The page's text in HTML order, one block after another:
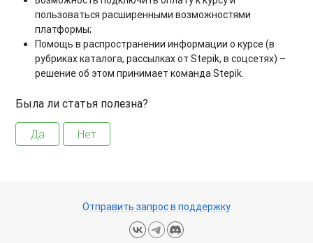
пользоваться расширенными возможностями
платформы;
Помощь в распространении информации о курсе (в
рубриках каталога, рассылках от Stepik, в соцсетях) –
решение об этом принимает команда Stepik.
Была ли статья полезна?
Да Нет
Отправить запрос в поддержку